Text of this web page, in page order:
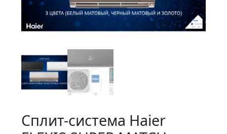
Сплит-система Haier